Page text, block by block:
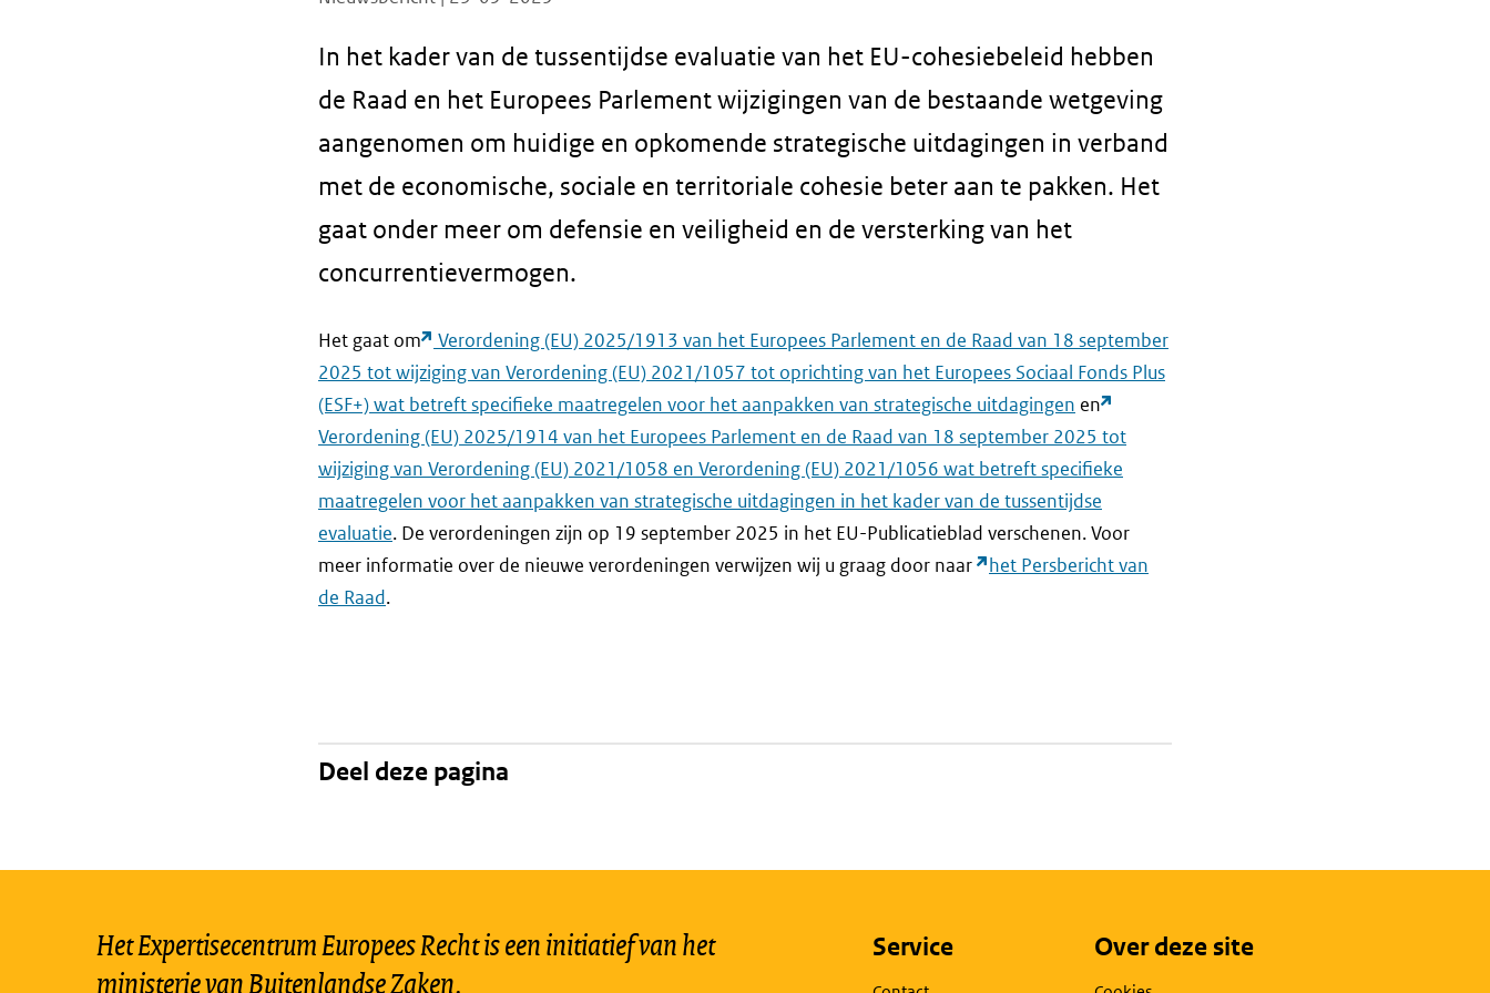
In het kader van de tussentijdse evaluatie van het EU-cohesiebeleid hebben
de Raad en het Europees Parlement wijzigingen van de bestaande wetgeving
aangenomen om huidige en opkomende strategische uitdagingen in verband
met de economische, sociale en territoriale cohesie beter aan te pakken. Het
gaat onder meer om defensie en veiligheid en de versterking van het
concurrentievermogen.
Het gaat om
Verordening (EU) 2025/1913 van het Europees Parlement en de Raad van 18 september
2025 tot wijziging van Verordening (EU) 2021/1057 tot oprichting van het Europees Sociaal Fonds Plus
(ESF+) wat betreft specifieke maatregelen voor het aanpakken van strategische uitdagingen en
Verordening (EU) 2025/1914 van het Europees Parlement en de Raad van 18 september 2025 tot
wijziging van Verordening (EU) 2021/1058 en Verordening (EU) 2021/1056 wat betreft specifieke
maatregelen voor het aanpakken van strategische uitdagingen in het kader van de tussentijdse
evaluatie. De verordeningen zijn op 19 september 2025 in het EU-Publicatieblad verschenen. Voor
meer informatie over de nieuwe verordeningen verwijzen wij u graag door naar
het Persbericht van
de Raad.
Deel deze pagina
Het Expertisecentrum Europees Recht is een initiatief van het
ministerie van Buitenlandse Zaken.
Service Over deze site